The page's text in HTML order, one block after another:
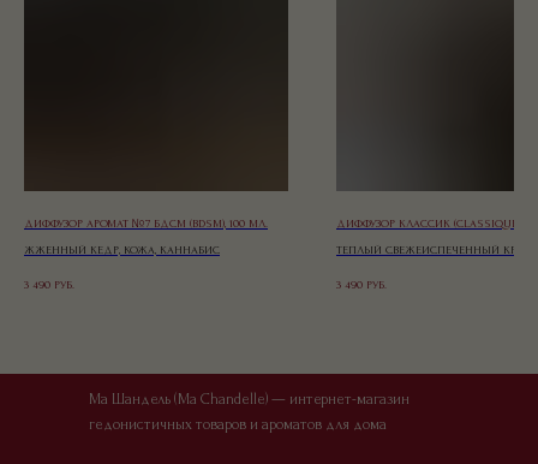
ДИФФУЗОР АРОМАТ №7 БДСМ (BDSM), 100 МЛ.
ЖЖЕННЫЙ КЕДР, КОЖА, КАННАБИС
3 490 РУБ.
ДИФФУЗОР КЛАССИК (CLASSIQUE)
ТЕПЛЫЙ СВЕЖЕИСПЕЧЕННЫЙ
3 490 РУБ.
Ма Шандель (Ma Chandelle) — интернет-магазин
гедонистичных товаров и ароматов для дома